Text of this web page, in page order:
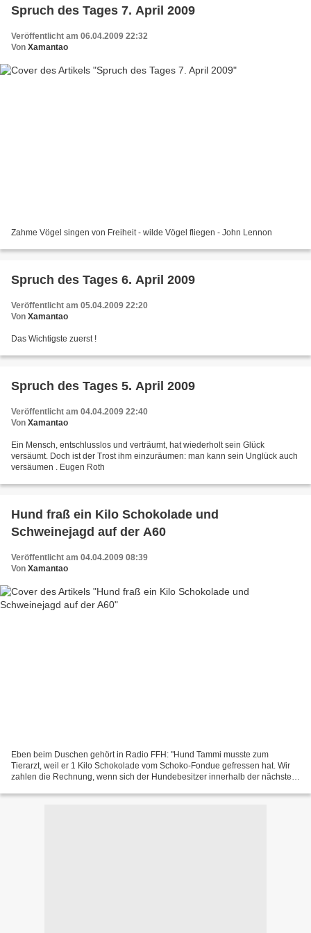
Spruch des Tages 7. April 2009
Veröffentlicht am 06.04.2009 22:32
Von Xamantao
Zahme Vögel singen von Freiheit - wilde Vögel fliegen - John Lennon
Spruch des Tages 6. April 2009
Veröffentlicht am 05.04.2009 22:20
Von Xamantao
Das Wichtigste zuerst !
Spruch des Tages 5. April 2009
Veröffentlicht am 04.04.2009 22:40
Von Xamantao
Ein Mensch, entschlusslos und verträumt, hat wiederholt sein Glück
versäumt. Doch ist der Trost ihm einzuräumen: man kann sein Unglück auch
versäumen . Eugen Roth
Hund fraß ein Kilo Schokolade und
Schweinejagd auf der A60
Veröffentlicht am 04.04.2009 08:39
Von Xamantao
Eben beim Duschen gehört in Radio FFH: "Hund Tammi musste zum
Tierarzt, weil er 1 Kilo Schokolade vom Schoko-Fondue gefressen hat. Wir
zahlen die Rechnung, wenn sich der Hundebesitzer innerhalb der nächsten